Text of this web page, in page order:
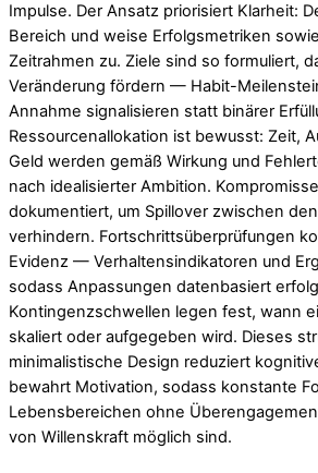
Impulse. Der Ansatz priorisiert Klarheit:
Bereich und weise Erfolgsmetriken
Zeitrahmen zu. Ziele sind so formuliert,
Veränderung fördern — Habit-
Annahme signalisieren statt binärer
Ressourcenallokation ist bewusst: Zeit,
Geld werden gemäß Wirkung und
nach idealisierter Ambition.
dokumentiert, um Spillover zwischen
verhindern. Fortschrittsüberprüfungen
Evidenz — Verhaltensindikatoren und
sodass Anpassungen datenbasiert
Kontingenzschwellen legen fest, wann
skaliert oder aufgegeben wird. Dieses
minimalistische Design reduziert
bewahrt Motivation, sodass konstante
Lebensbereichen ohne
von Willenskraft möglich sind.